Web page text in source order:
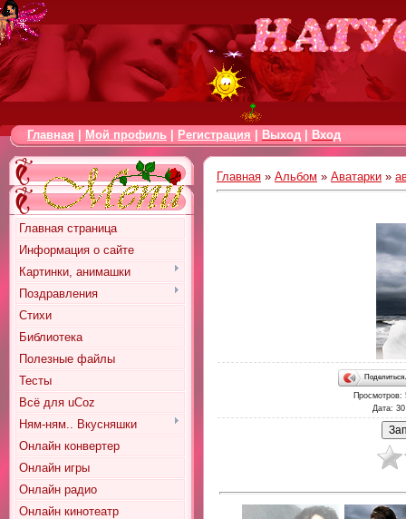
Главная Мой профиль Регистрация Выход Вход
Главная страница
Информация о сайте
Картинки, анимашки
Поздравления
Стихи
Библиотека
Полезные файлы
Тесты
Всё для uCoz
Ням-ням.. Вкусняшки
Онлайн конвертер
Онлайн игры
Онлайн радио
Онлайн кинотеатр
Главная » Альбом » Аватарки »
Просмотров:
Дата: 30